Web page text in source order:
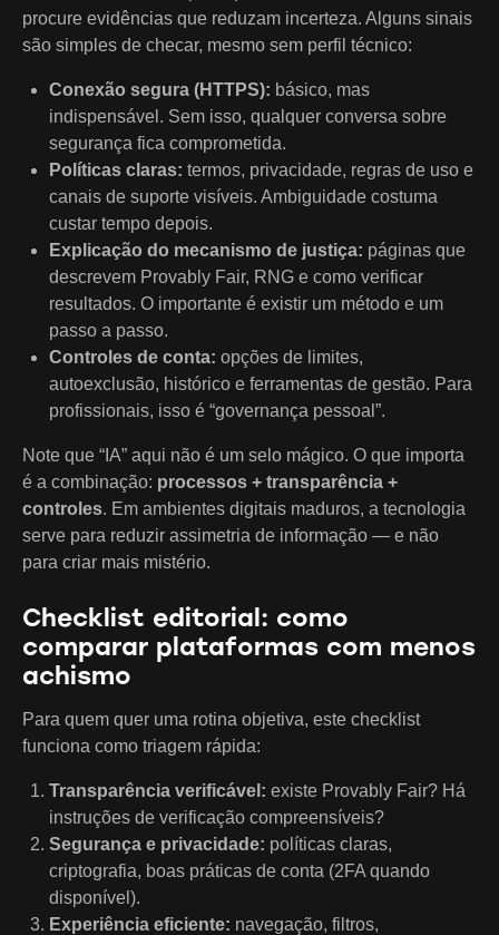
procure evidências que reduzam incerteza. Alguns sinais
são simples de checar, mesmo sem perfil técnico:
Conexão segura (HTTPS): básico, mas
indispensável. Sem isso, qualquer conversa sobre
segurança fica comprometida.
Políticas claras: termos, privacidade, regras de uso e
canais de suporte visíveis. Ambiguidade costuma
custar tempo depois.
Explicação do mecanismo de justiça: páginas que
descrevem Provably Fair, RNG e como verificar
resultados. O importante é existir um método e um
passo a passo.
Controles de conta: opções de limites,
autoexclusão, histórico e ferramentas de gestão. Para
profissionais, isso é “governança pessoal”.
Note que “IA” aqui não é um selo mágico. O que importa
é a combinação: processos + transparência +
controles. Em ambientes digitais maduros, a tecnologia
serve para reduzir assimetria de informação — e não
para criar mais mistério.
Checklist editorial: como
comparar plataformas com menos
achismo
Para quem quer uma rotina objetiva, este checklist
funciona como triagem rápida:
Transparência verificável: existe Provably Fair? Há
instruções de verificação compreensíveis?
Segurança e privacidade: políticas claras,
criptografia, boas práticas de conta (2FA quando
disponível).
Experiência eficiente: navegação, filtros,